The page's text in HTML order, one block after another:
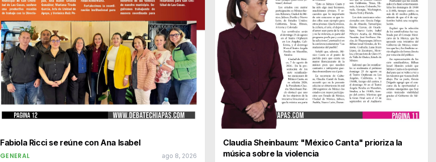
Fabiola Ricci se reúne con Ana Isabel
GENERAL ago 8, 2026
Claudia Sheinbaum: "México Canta" prioriza la
música sobre la violencia